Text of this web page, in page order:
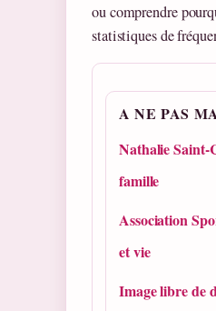
ou comprendre
statistiques de
A NE PAS
Nathalie Saint-
famille
Association
et vie
Image libre de